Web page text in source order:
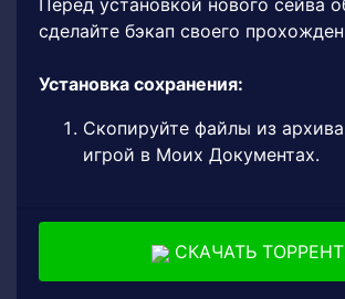
Перед установкой нового сейва
сделайте бэкап своего
Установка сохранения:
Скопируйте файлы из
игрой в Моих Документах.
СКАЧАТЬ ТОРРЕНТ